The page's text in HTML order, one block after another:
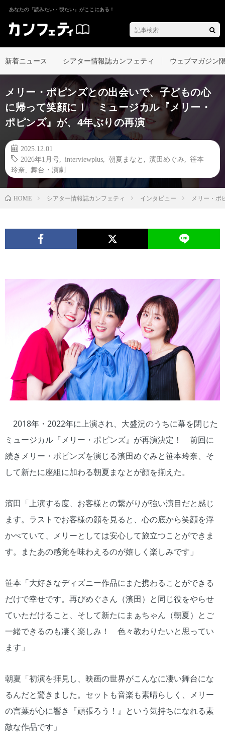
あなたの『読みたい・観たい』がここにある！
新着ニュース シアター情報誌カンフェティ ウェブマガジン
メリー・ポピンズとの出会いで、子どもの心
に帰って笑顔に！ ミュージカル『メリー・
ポピンズ』が、4年ぶりの再演
2025.12.01
2026年1月号
interviewplus 朝夏まなと 濱田めぐみ
笹本
玲奈
舞台・演劇
HOME シアター情報誌カンフェティ インタビュー メリー・
2018年・2022年に上演され、大盛況のうちに幕を閉じた
ミュージカル『メリー・ポピンズ』が再演決定！ 前回に
続きメリー・ポピンズを演じる濱田めぐみと笹本玲奈、そ
して新たに座組に加わる朝夏まなとが顔を揃えた。
濱田「上演する度、お客様との繋がりが強い演目だと感じ
ます。ラストでお客様の顔を見ると、心の底から笑顔を浮
かべていて、メリーとしては安心して旅立つことができま
す。またあの感覚を味わえるのが嬉しく楽しみです」
笹本「大好きなディズニー作品にまた携わることができる
だけで幸せです。再びめぐさん（濱田）と同じ役をやらせ
ていただけること、そして新たにまぁちゃん（朝夏）とご
一緒できるのも凄く楽しみ！ 色々教わりたいと思ってい
ます」
朝夏「初演を拝見し、映画の世界がこんなに凄い舞台にな
るんだと驚きました。セットも音楽も素晴らしく、メリー
の言葉が心に響き『頑張ろう！』という気持ちになれる素
敵な作品です」